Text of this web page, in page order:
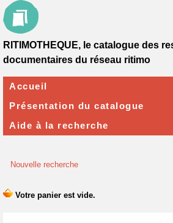
Nouvelle recherche
RITIMOTHEQUE, le catalogue des
documentaires du réseau ritimo
Accueil
Présentation du catalogue
Aide à la recherche